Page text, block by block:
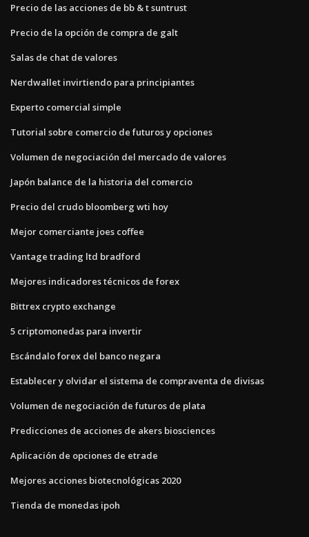
Precio de las acciones de bb & t suntrust
Precio de la opción de compra de galt
Salas de chat de valores
Nerdwallet invirtiendo para principiantes
Experto comercial simple
Tutorial sobre comercio de futuros y opciones
Volumen de negociación del mercado de valores
Japón balance de la historia del comercio
Precio del crudo bloomberg wti hoy
Mejor comerciante joes coffee
Vantage trading ltd bradford
Mejores indicadores técnicos de forex
Bittrex crypto exchange
5 criptomonedas para invertir
Escándalo forex del banco negara
Establecer y olvidar el sistema de compraventa de divisas
Volumen de negociación de futuros de plata
Predicciones de acciones de akers biosciences
Aplicación de opciones de etrade
Mejores acciones biotecnológicas 2020
Tienda de monedas ipoh